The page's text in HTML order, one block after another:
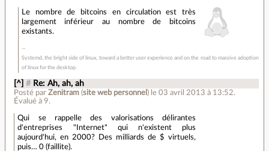
Le nombre de bitcoins en circulation est très
largement inférieur au nombre de bitcoins
existants.
Systemd, the bright side of linux, toward a better user experience and on the road to massive adoption
of linux for the desktop.
[^] # Re: Ah, ah, ah
Posté parZenitram (site web personnel ) le 03 avril 2013 à 13:52.
Évalué à9.
Qui se rappelle des valorisations délirantes
d'entreprises "Internet" qui n'existent plus
aujourd'hui, en 2000? Des milliards de $ virtuels,
puis… 0 (faillite).